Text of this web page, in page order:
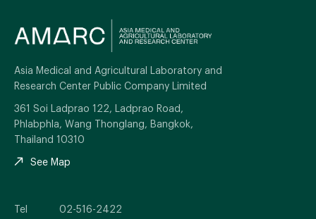
Asia Medical and Agricultural Laboratory and
Research Center Public Company Limited
361 Soi Ladprao 122, Ladprao Road,
Phlabphla, Wang Thonglang, Bangkok,
Thailand 10310
See Map
Tel
02-516-2422